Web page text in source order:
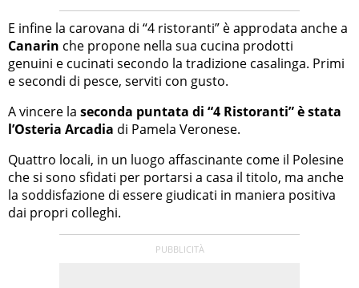
E infine la carovana di “4 ristoranti” è approdata anche a
Canarin che propone nella sua cucina prodotti
genuini e cucinati secondo la tradizione casalinga. Primi
e secondi di pesce, serviti con gusto.
A vincere la seconda puntata di “4 Ristoranti” è stata
l’Osteria Arcadia di Pamela Veronese.
Quattro locali, in un luogo affascinante come il Polesine
che si sono sfidati per portarsi a casa il titolo, ma anche
la soddisfazione di essere giudicati in maniera positiva
dai propri colleghi.